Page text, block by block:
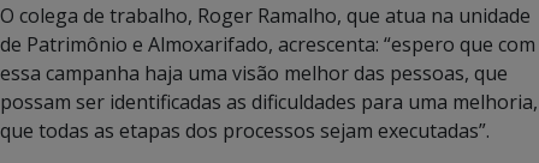
O colega de trabalho, Roger Ramalho, que atua na unidade
de Patrimônio e Almoxarifado, acrescenta: “espero que com
essa campanha haja uma visão melhor das pessoas, que
possam ser identificadas as dificuldades para uma melhoria,
que todas as etapas dos processos sejam executadas”.